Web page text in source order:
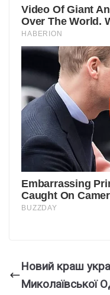
Новий краш
Миколаївської